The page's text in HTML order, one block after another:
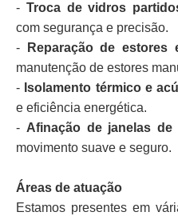
- Troca de vidros
com segurança e precisão.
-
Reparação de estores
manutenção de estores
- Isolamento térmico e
e eficiência energética.
- Afinação de janelas
movimento suave e seguro.
Áreas de atuação
Estamos presentes em